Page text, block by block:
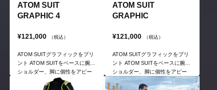
ATOM SUIT
GRAPHIC 4
¥121,000 （税込）
ATOM SUITグラフィックをプリ
ント ATOM SUITをベースに腕と
ショルダー、脚に個性をアピー
ルしやすいグラフィックをプリ
ATOM SUIT
GRAPHIC
¥121,000 （税込）
ATOM SUITグラフィックをプリ
ント ATOM SUITをベースに腕と
ショルダー、脚に個性をアピー
ルしやすいグラフィックをプリ